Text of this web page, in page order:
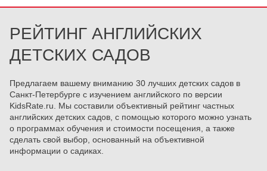
РЕЙТИНГ АНГЛИЙСКИХ
ДЕТСКИХ САДОВ
Предлагаем вашему вниманию 30 лучших детских садов в
Санкт-Петербурге с изучением английского по версии
KidsRate.ru. Мы составили объективный рейтинг частных
английских детских садов, с помощью которого можно узнать
о программах обучения и стоимости посещения, а также
сделать свой выбор, основанный на объективной
информации о садиках.